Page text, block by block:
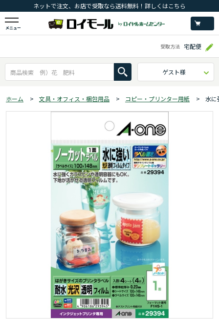
ネットで注文、お店で受取なら送料無料！詳しくはこちら
メニュー
受取方法 宅配便
ゲスト様
ホーム > 文具・オフィス・梱包用品 > コピー・プリンター用紙 > 水に